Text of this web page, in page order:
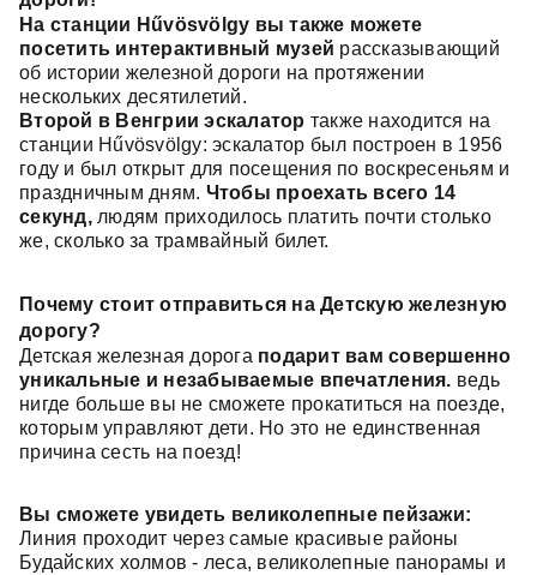
На станции Hűvösvölgy вы также можете
посетить интерактивный музей рассказывающий
об истории железной дороги на протяжении
нескольких десятилетий.
Второй в Венгрии эскалатор также находится на
станции Hűvösvölgy: эскалатор был построен в 1956
году и был открыт для посещения по воскресеньям и
праздничным дням. Чтобы проехать всего 14
секунд,людям приходилось платить почти столько
же, сколько за трамвайный билет.
Почему стоит отправиться на Детскую железную
дорогу?
Детская железная дорога подарит вам совершенно
уникальные и незабываемые впечатления. ведь
нигде больше вы не сможете прокатиться на поезде,
которым управляют дети. Но это не единственная
причина сесть на поезд!
Вы сможете увидеть великолепные пейзажи:
Линия проходит через самые красивые районы
Будайских холмов - леса, великолепные панорамы и